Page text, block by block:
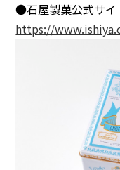
●石屋製菓公式サイ
https://